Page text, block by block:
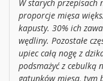
W starych przepisach
proporcje mięsa
kapusty. 30% ich
wędliny. Pozostałe
upiec całą nogę z
podsmażyć z cebulką
gatunków mięsa, tym